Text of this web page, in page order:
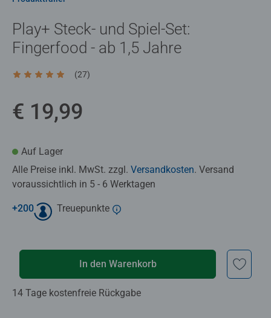
Play+ Steck- und Spiel-Set:
Fingerfood - ab 1,5 Jahre
Durchschnittliche Bewertung 4,8 von 5 Sternen.
(27)
€ 19,99
Auf Lager
Alle Preise inkl. MwSt. zzgl. Versandkosten. Versand
voraussichtlich in 5 - 6 Werktagen
+200 Treuepunkte
In den Warenkorb
14 Tage kostenfreie Rückgabe